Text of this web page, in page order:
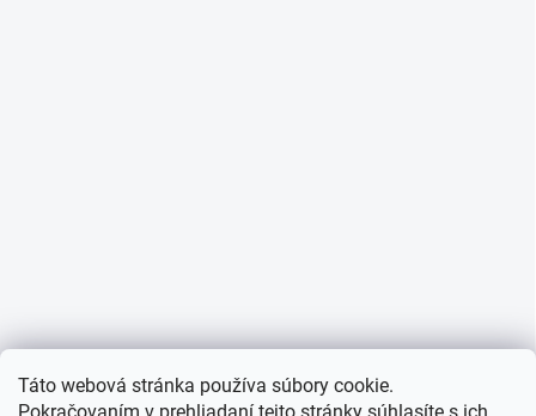
Táto webová stránka používa súbory cookie.